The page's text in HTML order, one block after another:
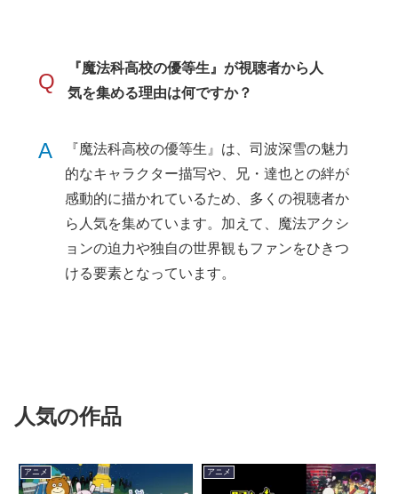
Q
『魔法科高校の優等生』が視聴者から人
気を集める理由は何ですか？
A
『魔法科高校の優等生』は、司波深雪の魅力
的なキャラクター描写や、兄・達也との絆が
感動的に描かれているため、多くの視聴者か
ら人気を集めています。加えて、魔法アクシ
ョンの迫力や独自の世界観もファンをひきつ
ける要素となっています。
人気の作品
アニメ アニメ